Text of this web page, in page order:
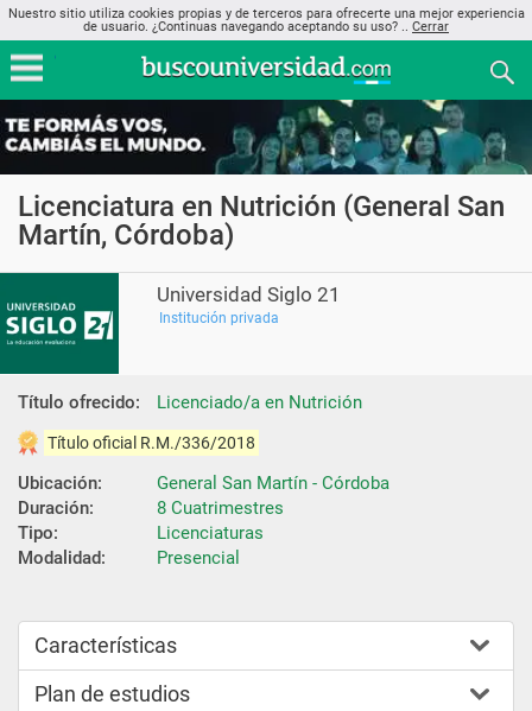
Nuestro sitio utiliza cookies propias y de terceros para ofrecerte una mejor experiencia
de usuario. ¿Continuas navegando aceptando su uso? .. Cerrar
Licenciatura en Nutrición (General San
Martín, Córdoba)
Universidad Siglo 21
Institución privada
Título ofrecido: Licenciado/a en Nutrición
Título oficial R.M./336/2018
Ubicación:
General San Martín - Córdoba
Duración:
8 Cuatrimestres
Tipo:
Licenciaturas
Modalidad:
Presencial
Características
Plan de estudios